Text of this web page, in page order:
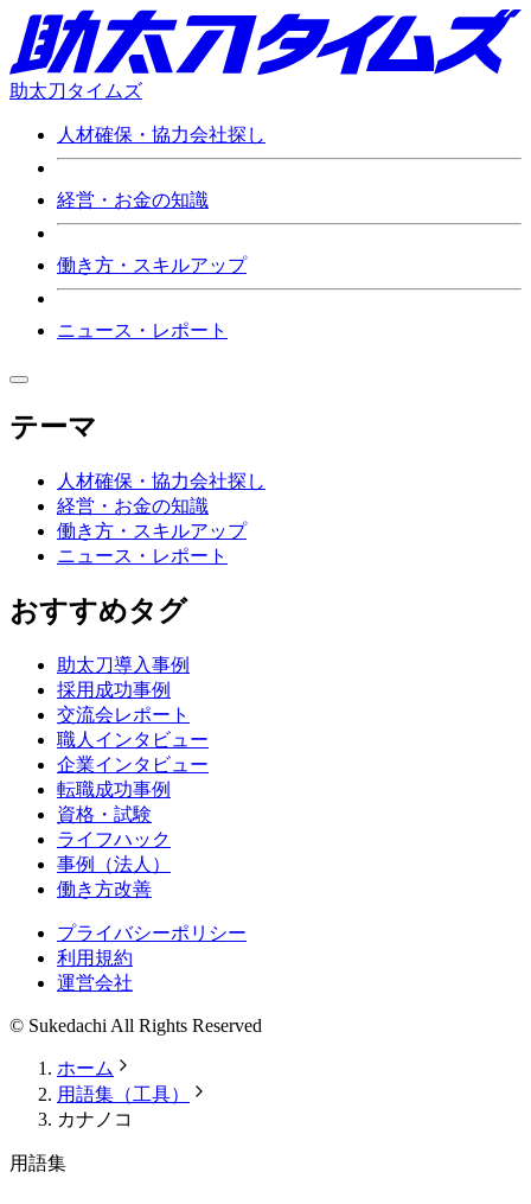
助太刀タイムズ
人材確保・協力会社探し
経営・お金の知識
働き方・スキルアップ
ニュース・レポート
テーマ
人材確保・協力会社探し
経営・お金の知識
働き方・スキルアップ
ニュース・レポート
おすすめタグ
助太刀導入事例
採用成功事例
交流会レポート
職人インタビュー
企業インタビュー
転職成功事例
資格・試験
ライフハック
事例（法人）
働き方改善
プライバシーポリシー
利用規約
運営会社
© Sukedachi All Rights Reserved
ホーム
用語集（工具）
カナノコ
用語集